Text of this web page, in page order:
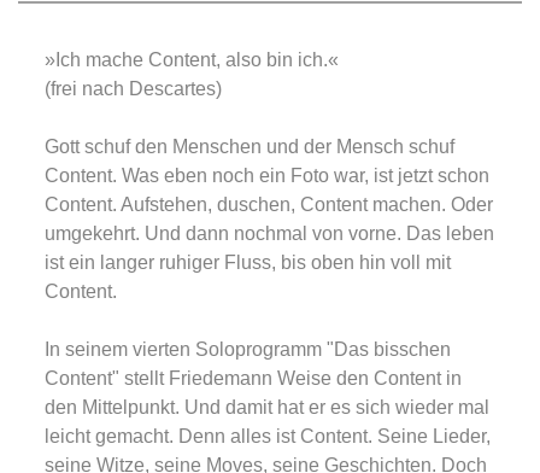
»Ich mache Content, also bin ich.«
(frei nach Descartes)
Gott schuf den Menschen und der Mensch schuf
Content. Was eben noch ein Foto war, ist jetzt schon
Content. Aufstehen, duschen, Content machen. Oder
umgekehrt. Und dann nochmal von vorne. Das leben
ist ein langer ruhiger Fluss, bis oben hin voll mit
Content.
In seinem vierten Soloprogramm "Das bisschen
Content" stellt Friedemann Weise den Content in
den Mittelpunkt. Und damit hat er es sich wieder mal
leicht gemacht. Denn alles ist Content. Seine Lieder,
seine Witze, seine Moves, seine Geschichten. Doch